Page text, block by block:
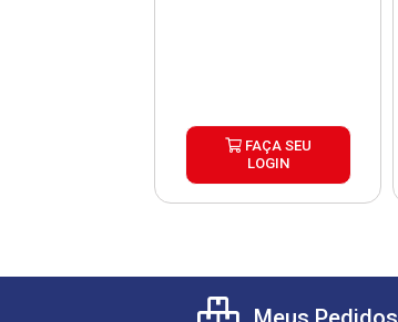
FAÇA SEU
LOGIN